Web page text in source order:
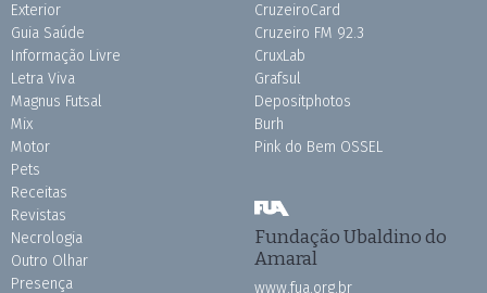
Exterior
Guia Saúde
Informação Livre
Letra Viva
Magnus Futsal
Mix
Motor
Pets
Receitas
Revistas
Necrologia
Outro Olhar
Presença
CruzeiroCard
Cruzeiro FM 92.3
CruxLab
Grafsul
Depositphotos
Burh
Pink do Bem OSSEL
Fundação Ubaldino do
Amaral
www.fua.org.br